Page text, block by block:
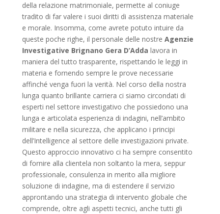
della relazione matrimoniale, permette al coniuge
tradito di far valere i suoi diritti di assistenza materiale
e morale. Insomma, come avrete potuto intuire da
queste poche righe, il personale delle nostre Agenzie
Investigative Brignano Gera D’Adda lavora in
maniera del tutto trasparente, rispettando le leggi in
materia e fornendo sempre le prove necessarie
affinché venga fuori la verità. Nel corso della nostra
lunga quanto brillante carriera ci siamo circondati di
esperti nel settore investigativo che possiedono una
lunga e articolata esperienza di indagini, nell’ambito
militare e nella sicurezza, che applicano i principi
dell’Intelligence al settore delle investigazioni private.
Questo approccio innovativo ci ha sempre consentito
di fornire alla clientela non soltanto la mera, seppur
professionale, consulenza in merito alla migliore
soluzione di indagine, ma di estendere il servizio
approntando una strategia di intervento globale che
comprende, oltre agli aspetti tecnici, anche tutti gli